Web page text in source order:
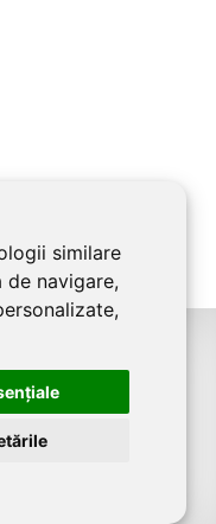
similare
de navigare,
SRL